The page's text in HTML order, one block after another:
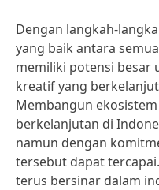
Dengan langkah-
yang baik antara
memiliki potensi besar
kreatif yang
Membangun
berkelanjutan di
namun dengan
tersebut dapat
terus bersinar dalam